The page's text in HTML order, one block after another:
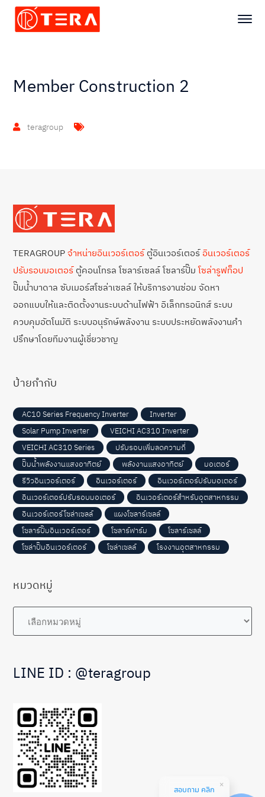
Member Construction 2
teragroup
TERAGROUPจำหน่ายอินเวอร์เตอร์ตู้อินเวอร์เตอร์ อินเวอร์เตอร์
ปรับรอบมอเตอร์ตู้คอนโทรล โซลาร์เซลล์ โซลาร์ปั๊ม โซล่ารูฟท็อป
ปั๊มน้ำบาดาล ซับเมอร์สโซล่าเซลล์ ให้บริการงานซ่อม จัดหา
ออกแบบให้และติดตั้งงานระบบด้านไฟฟ้า อิเล็กทรอนิกส์ ระบบ
ควบคุมอัตโนมัติ ระบบอนุรักษ์พลังงาน ระบบประหยัดพลังงานคำ
ปรึกษาโดยทีมงานผู้เชี่ยวชาญ
ป้ายกำกับ
AC10 Series Frequency Inverter
Inverter
Solar Pump Inverter
VEICHI AC310 Inverter
VEICHI AC310 Series
ปรับรอบเพิ่มลดความถี่
ปั๊มน้ำพลังงานแสงอาทิตย์
พลังงานแสงอาทิตย์
มอเตอร์
รีวิวอินเวอร์เตอร์
อินเวอร์เตอร์
อินเวอร์เตอร์ปรับมอเตอร์
อินเวอร์เตอร์ปรับรอบมอเตอร์
อินเวอร์เตอร์สำหรับอุตสาหกรรม
อินเวอร์เตอร์โซล่าเซลล์
แผงโซลาร์เซลล์
โซลาร์ปั๊มอินเวอร์เตอร์
โซลาร์ฟาร์ม
โซลาร์เซลล์
โซล่าปั๊มอินเวอร์เตอร์
โซล่าเซลล์ โรงงานอุตสาหกรรม
หมวดหมู่
หมวด
LINE ID : @teragroup
สอบถาม คลิก